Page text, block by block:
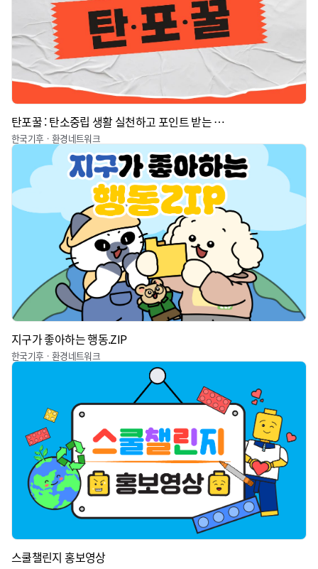
탄포꿀 : 탄소중립 생활 실천하고 포인트 받는 꿀팁
한국기후ㆍ환경네트워크
지구가 좋아하는 행동.ZIP
한국기후ㆍ환경네트워크
스쿨챌린지 홍보영상